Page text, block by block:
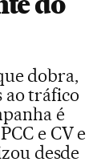
dobra,
ao tráfico
é
e CV e
desde